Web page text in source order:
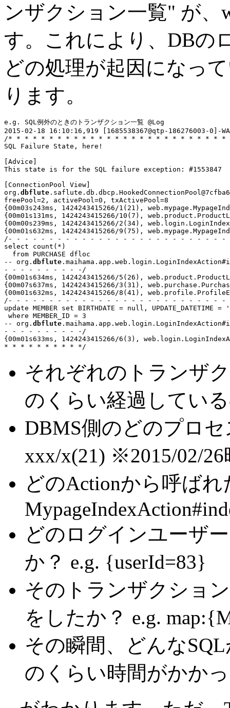
ンザクション一覧" が、
す。これにより、DBの
どの処理が起因になっ
ります。
e.g. SQL例外のときのトランザクション一覧 @Log
2015-02-18 16:10:16,919 [1685538367@qtp-186276003-
/* * * * * * * * * * * * * * * * * * * * * * * * * * *
SQL Failure State, here!
[Advice]
This state is for the SQL failure exception: #1553847
[ConnectionPool View]
org. dbflute
freePool=2, activePool=0, txActivePool=8
{00m03s243ms, 1424243415266/1(21) ,
{00m01s131ms, 1424243415266/10(7) ,
{00m00s239ms, 1424243415266/2(34) ,
{00m01s632ms, 1424243415266/9(75) ,
/- - - - - - - - - - - - - - - - - - - - - - - - - - - - - - - - - -
select count(*)
  from PURCHASE dfloc
-- org. dbflute
- - - - - - - - - -/
{00m01s634ms, 1424243415266/5(26) ,
{00m07s637ms, 1424243415266/3(31) ,
{00m01s632ms, 1424243415266/8(41) ,
/- - - - - - - - - - - - - - - - - - - - - - - - - - - - - - - - -
update MEMBER set BIRTHDATE = null,
where MEMBER_ID = 3
-- org. dbflute
- - - - - - - - - -/
{00m01s633ms, 1424243415266/6(3) ,
それぞれのトランザ
のくらい経過してい
DBMS側のどのプロ
xxx/x(21) ※2015/02/
どのActionから呼ば
どのログインユーザ
か？ e.g. {userId=83}
そのトランザクショ
をしたか？ e.g.
その瞬間、どんな
のくらい時間がかか